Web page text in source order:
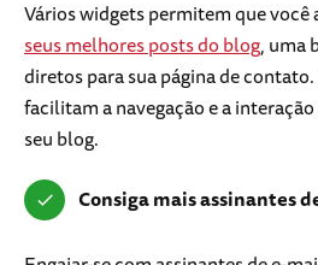
Vários widgets permitem que
seus melhores posts do blog, uma
diretos para sua página de
facilitam a navegação e a
seu blog.
Consiga mais assinantes